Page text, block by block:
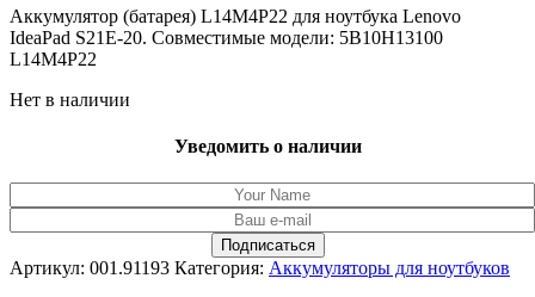
составляла
7,068.00₽.
6,479.00₽.
Аккумулятор (батарея) L14M4P22 для ноутбука Lenovo
IdeaPad S21E-20. Совместимые модели: 5B10H13100
L14M4P22
Нет в наличии
Уведомить о наличии
Артикул: 001.91193 Категория: Аккумуляторы для ноутбуков